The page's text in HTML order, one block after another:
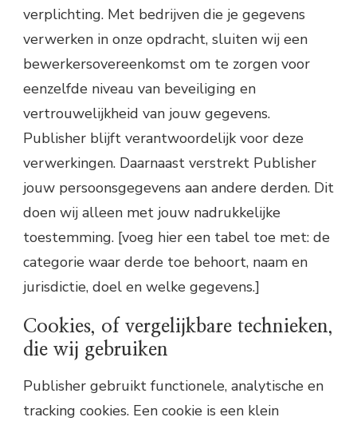
verplichting. Met bedrijven die je gegevens
verwerken in onze opdracht, sluiten wij een
bewerkersovereenkomst om te zorgen voor
eenzelfde niveau van beveiliging en
vertrouwelijkheid van jouw gegevens.
Publisher blijft verantwoordelijk voor deze
verwerkingen. Daarnaast verstrekt Publisher
jouw persoonsgegevens aan andere derden. Dit
doen wij alleen met jouw nadrukkelijke
toestemming. [voeg hier een tabel toe met: de
categorie waar derde toe behoort, naam en
jurisdictie, doel en welke gegevens.]
Cookies, of vergelijkbare technieken,
die wij gebruiken
Publisher gebruikt functionele, analytische en
tracking cookies. Een cookie is een klein